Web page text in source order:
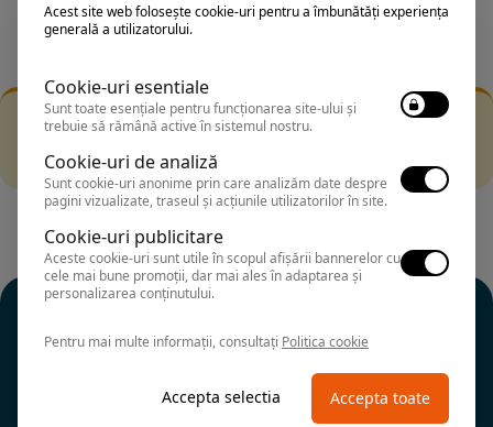
Filtrarea nu a returnat niciun rezultat
alte fitre.
Acest site web folosește cookie-uri pentru a îmbunătăți experiența
generală a utilizatorului.
Cookie-uri esentiale
Sunt toate esențiale pentru funcționarea site-ului și
trebuie să rămână active în sistemul nostru.
Cookie-uri de analiză
Sunt cookie-uri anonime prin care analizăm date despre
pagini vizualizate, traseul și acțiunile utilizatorilor în site.
Cookie-uri publicitare
Aceste cookie-uri sunt utile în scopul afișării bannerelor cu
cele mai bune promoții, dar mai ales în adaptarea și
personalizarea conținutului.
Pentru mai multe informații, consultați Politica cookie
Accepta selectia Accepta toate